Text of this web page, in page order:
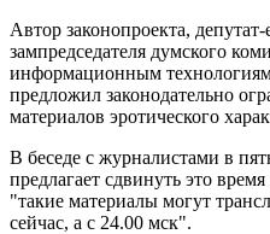
Автор законопроекта,
зампредседателя думского
информационным
предложил законодательно
материалов эротического
В беседе с журналистами в
предлагает сдвинуть это
"такие материалы могут
сейчас, а с 24.00 мск".